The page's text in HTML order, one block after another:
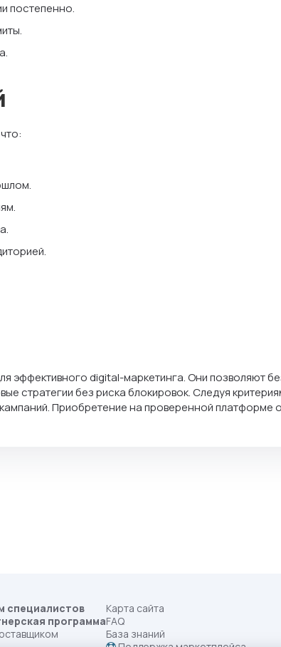
постепенно.
эффективного digital-маркетинга. Они позволяют
стратегии без риска блокировок. Следуя
Приобретение на проверенной платформе
специалистов
программа
Карта сайта
FAQ
База знаний